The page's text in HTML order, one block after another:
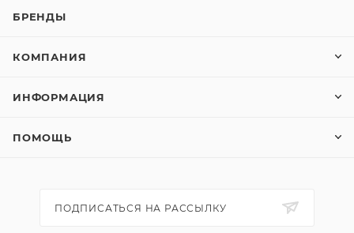
БРЕНДЫ
КОМПАНИЯ
ИНФОРМАЦИЯ
ПОМОЩЬ
ПОДПИСАТЬСЯ НА РАССЫЛКУ